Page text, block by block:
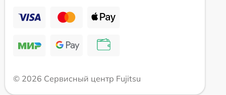
© 2026 Сервисный центр Fujitsu